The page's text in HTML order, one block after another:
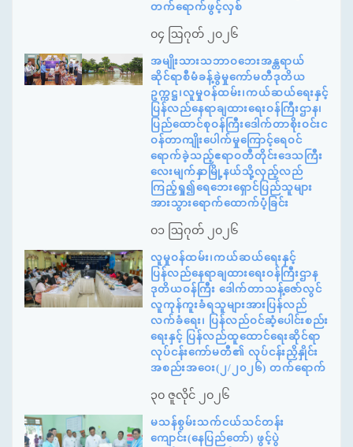
တက်ရောက်ဖွင့်လှစ်
၀၄ ဩဂုတ် ၂၀၂၆
အမျိုးသားသဘာဝဘေးအန္တရာယ်
ဆိုင်ရာစီမံခန့်ခွဲမှုကော်မတီဒုတိယ
ဥက္ကဋ္ဌ၊လူမှုဝန်ထမ်း၊ကယ်ဆယ်ရေးနှင့်
ပြန်လည်နေရာချထားရေးဝန်ကြီးဌာန၊
ပြည်ထောင်စုဝန်ကြီးဒေါက်တာစိုးဝင်းင
ဝန်တာကျိုးပေါက်မှုကြောင့်ရေဝင်
ရောက်ခဲ့သည့်ဧရာဝတီတိုင်းဒေသကြီး
လေးမျက်နှာမြို့နယ်သို့လှည့်လည်
ကြည့်ရှု၍ရေဘေးရှောင်ပြည်သူများ
အားသွားရောက်ထောက်ပံ့ခြင်း
၀၁ ဩဂုတ် ၂၀၂၆
လူမှုဝန်ထမ်း၊ကယ်ဆယ်ရေးနှင့်
ပြန်လည်နေရာချထားရေးဝန်ကြီးဌာန
ဒုတိယဝန်ကြီး ဒေါက်တာသန့်ဇော်လွင်
လူကုန်ကူးခံရသူများအားပြန်လည်
လက်ခံရေး၊ ပြန်လည်ဝင်ဆံ့ပေါင်းစည်း
ရေးနှင့် ပြန်လည်ထူထောင်ရေးဆိုင်ရာ
လုပ်ငန်းကော်မတီ၏ လုပ်ငန်းညှိနှိုင်း
အစည်းအဝေး(၂/၂၀၂၆) တက်ရောက်
၃၀ ဇူလိုင် ၂၀၂၆
မသန်စွမ်းသက်ငယ်သင်တန်း
ကျောင်း(နေပြည်တော်) ဖွင့်ပွဲ